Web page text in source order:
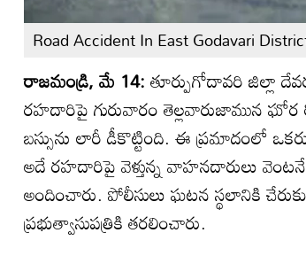
Road Accident In East Godavari
రాజమండ్రి, మే 14:తూర్పుగోదావరి జిల్లా
రహదారిపై గురువారం తెల్లవారుజామున ఘోర
బస్సును లారీ డీకొట్టింది. ఈ ప్రమాదంలో
అదే రహదారిపై వెళ్తున్న వాహనదారులు
అందించారు. పోలీసులు ఘటన స్థలానికి
ప్రభుత్వాసుపత్రికి తరలించారు.